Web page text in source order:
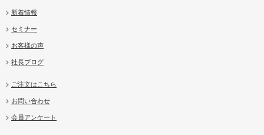
新着情報
セミナー
お客様の声
社長ブログ
ご注文はこちら
お問い合わせ
会員アンケート